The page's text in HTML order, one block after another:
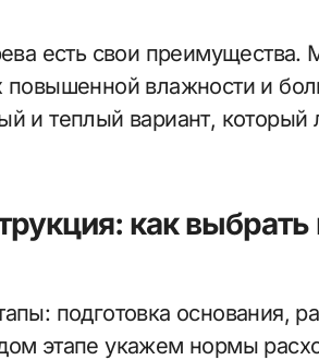
есть свои преимущества.
повышенной влажности и
и теплый вариант, который
как выбрать
подготовка основания,
этапе укажем нормы